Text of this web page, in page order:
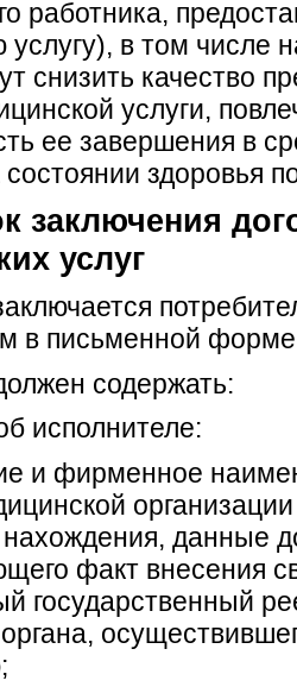
работника,
услугу), в том числе
снизить качество
услуги,
ее завершения в
состоянии здоровья
заключения
услуг
в письменной
содержать:
исполнителе:
и фирменное
данные
факт внесения
государственный